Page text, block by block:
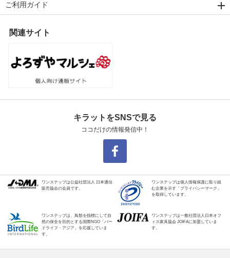
ご利用ガイド
関連サイト
キラットをSNSで見る
ココだけの情報発信中！
ワンステップは公益社団法人 日本通信
販売協会の会員です。
ワンステップは個人情報保護に取り組
む企業を示す「プライバシーマーク」
を取得しています。
ワンステップは、鳥類を指標にして自
然の保全を目的とする国際NGO「バー
ドライフ・アジア」を応援していま
す。
ワンステップは一般社団法人日本オフ
ィス家具協会 JOIFAに加盟していま
す。